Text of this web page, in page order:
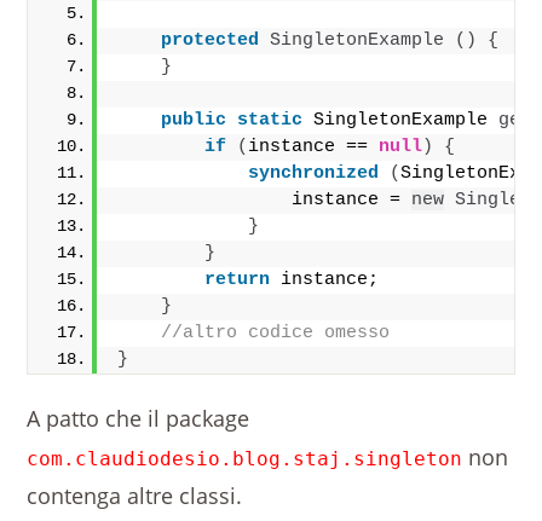
protected SingletonExample ()
{
}
public static SingletonExample
if
( instance == null)
{
synchronized
(
                instance =
new
}
}
return instance;
}
//altro codice omesso
}
A patto che il package
com.claudiodesio.blog.staj.singleton non
contenga altre classi.